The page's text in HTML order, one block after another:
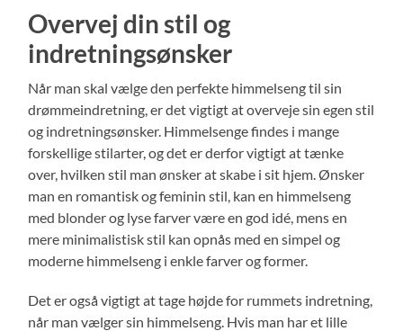
Overvej din stil og
indretningsønsker
Når man skal vælge den perfekte himmelseng til sin
drømmeindretning, er det vigtigt at overveje sin egen stil
og indretningsønsker. Himmelsenge findes i mange
forskellige stilarter, og det er derfor vigtigt at tænke
over, hvilken stil man ønsker at skabe i sit hjem. Ønsker
man en romantisk og feminin stil, kan en himmelseng
med blonder og lyse farver være en god idé, mens en
mere minimalistisk stil kan opnås med en simpel og
moderne himmelseng i enkle farver og former.
Det er også vigtigt at tage højde for rummets indretning,
når man vælger sin himmelseng. Hvis man har et lille